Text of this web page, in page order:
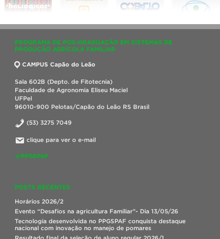
PROGRAMA DE PÓS-GRADUAÇÃO EM SISTEMAS DE
PRODUÇÃO AGRÍCOLA FAMILIAR
CAMPUS Capão do Leão
Sala 602B (Depto. de Fitotecnia)
Faculdade de Agronomia Eliseu Maciel
UFPel
96010-900 Pelotas/Capão do Leão RS Brasil
(53) 3275 7049
clique para ver o e-mail
@PPGSPAF
POSTS RECENTES
Horários 2026/2
Evento “Desafios na agricultura Familiar”- Dia 13/05/26
Tecnologia desenvolvida no PPGSPAF conquista destaque
nacional com inovação no manejo de pomares